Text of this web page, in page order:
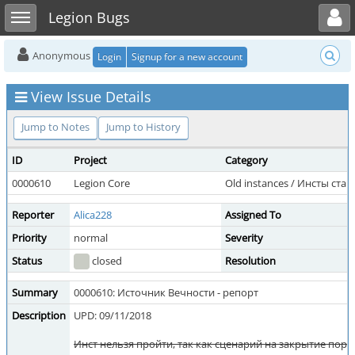
Toggle sidebarLegion Bugs
Toggle user menu
Anonymous Login Signup for a new account
View Issue Details
Jump to Notes Jump to History
ID Project
Category
0000610
Legion Core Old instances / Инсты
Reporter Alica228
Assigned To
Priority
normal
Severity
Status
closed Resolution
Summary
0000610: Источник Вечности - репорт
Description
UPD: 09/11/2018
Инст нельзя пройти, так как сценарий на закрытие